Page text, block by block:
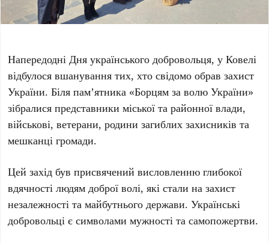
Напередодні Дня українського добровольця, у Ковелі
відбулося вшанування тих, хто свідомо обрав захист
України. Біля пам’ятника «Борцям за волю України»
зібралися представники міської та районної влади,
військові, ветерани, родини загиблих захисників та
мешканці громади.
Цей захід був присвячений висловленню глибокої
вдячності людям доброї волі, які стали на захист
незалежності та майбутнього держави. Українські
добровольці є символами мужності та самопожертви.